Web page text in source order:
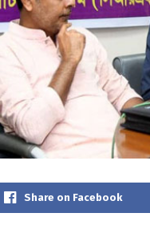
Share on Facebook